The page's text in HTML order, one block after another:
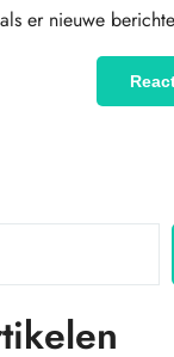
er nieuwe